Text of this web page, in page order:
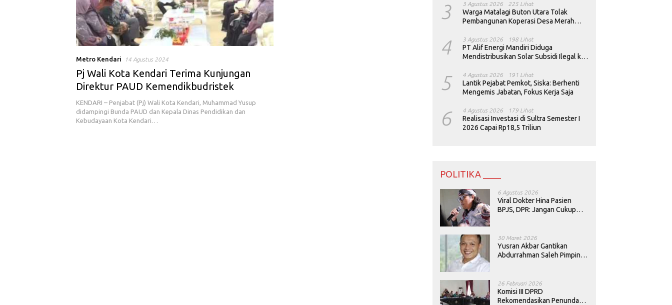
Metro Kendari 14 Agustus 2024
Pj Wali Kota Kendari Terima Kunjungan
Direktur PAUD Kemendikbudristek
KENDARI – Penjabat (Pj) Wali Kota Kendari, Muhammad Yusup
didampingi Bunda PAUD dan Kepala Dinas Pendidikan dan
Kebudayaan Kota Kendari…
3 3 Agustus 2026 225 Lihat
Warga Matalagi Buton Utara Tolak
Pembangunan Koperasi Desa Merah
4 3 Agustus 2026 198 Lihat
PT Alif Energi Mandiri Diduga
Mendistribusikan Solar Subsidi Ilegal ke
5 4 Agustus 2026 191 Lihat
Lantik Pejabat Pemkot, Siska: Berhenti
Mengemis Jabatan, Fokus Kerja Saja
6 4 Agustus 2026 179 Lihat
Realisasi Investasi di Sultra Semester I
2026 Capai Rp18,5 Triliun
POLITIKA ____
6 Agustus 2026
Viral Dokter Hina Pasien
BPJS, DPR: Jangan Cukup
30 Maret 2026
Yusran Akbar Gantikan
Abdurrahman Saleh Pimpin
26 Februari 2026
Komisi III DPRD
Rekomendasikan Penundaan